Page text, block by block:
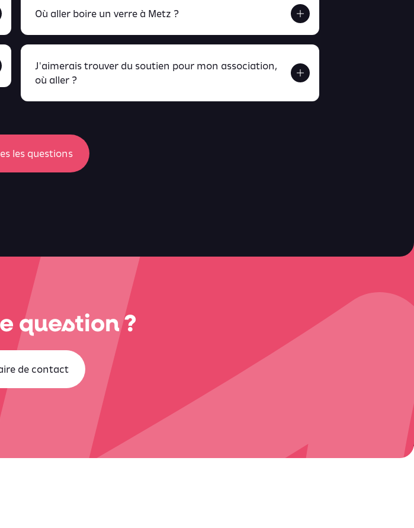
Où aller boire un verre à Metz ?
J'aimerais trouver du soutien pour mon association,
où aller ?
les questions
question ?
de contact